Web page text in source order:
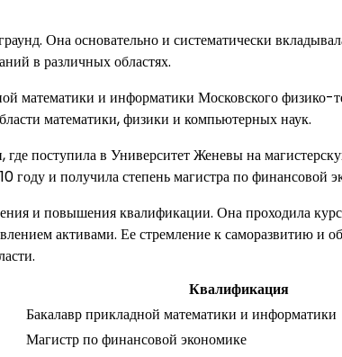
Она основательно и систематически
в различных областях.
математики и информатики Московского физико-
математики, физики и компьютерных наук.
поступила в Университет Женевы на
и получила степень магистра по финансовой
и повышения квалификации. Она проходила
активами. Ее стремление к саморазвитию и
Квалификация
Бакалавр прикладной математики и информатики
Магистр по финансовой экономике